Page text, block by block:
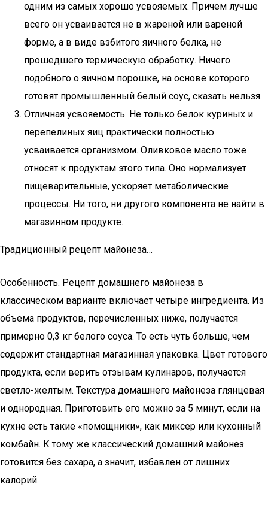
одним из самых хорошо усвояемых. Причем лучше
всего он усваивается не в жареной или вареной
форме, а в виде взбитого яичного белка, не
прошедшего термическую обработку. Ничего
подобного о яичном порошке, на основе которого
готовят промышленный белый соус, сказать нельзя.
Отличная усвояемость. Не только белок куриных и
перепелиных яиц практически полностью
усваивается организмом. Оливковое масло тоже
относят к продуктам этого типа. Оно нормализует
пищеварительные, ускоряет метаболические
процессы. Ни того, ни другого компонента не найти в
магазинном продукте.
Традиционный рецепт майонеза…
Особенность. Рецепт домашнего майонеза в
классическом варианте включает четыре ингредиента. Из
объема продуктов, перечисленных ниже, получается
примерно 0,3 кг белого соуса. То есть чуть больше, чем
содержит стандартная магазинная упаковка. Цвет готового
продукта, если верить отзывам кулинаров, получается
светло-желтым. Текстура домашнего майонеза глянцевая
и однородная. Приготовить его можно за 5 минут, если на
кухне есть такие «помощники», как миксер или кухонный
комбайн. К тому же классический домашний майонез
готовится без сахара, а значит, избавлен от лишних
калорий.